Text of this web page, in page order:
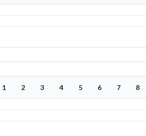
1 2 3 4 5 6 7 8